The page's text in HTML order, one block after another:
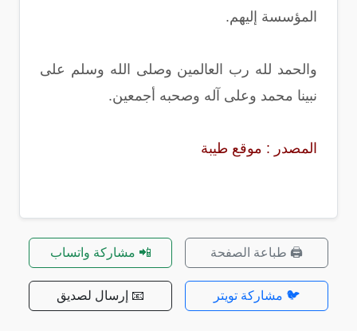
المؤسسة إليهم.
والحمد لله رب العالمين وصلى الله وسلم على
نبينا محمد وعلى آله وصحبه أجمعين.
المصدر : موقع طيبة
🖨️ طباعة الصفحة 📲 مشاركة واتساب
🐦 مشاركة تويتر 📧 إرسال لصديق